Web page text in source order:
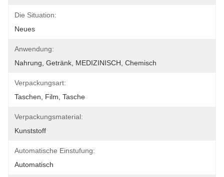
Die Situation:
Neues
Anwendung:
Nahrung, Getränk, MEDIZINISCH, Chemisch
Verpackungsart:
Taschen, Film, Tasche
Verpackungsmaterial:
Kunststoff
Automatische Einstufung:
Automatisch